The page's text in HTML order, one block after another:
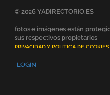
© 2026 YADIRECTORIO.ES
fotos e imágenes están
sus respectivos propietarios
PRIVACIDAD Y POLÍTICA DE COOKIES
LOGIN